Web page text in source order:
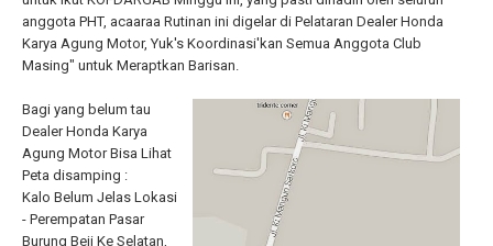
anggota PHT, acaaraa Rutinan ini digelar di Pelataran Dealer Honda
Karya Agung Motor, Yuk's Koordinasi'kan Semua Anggota Club
Masing" untuk Meraptkan Barisan.
Bagi yang belum tau
Dealer Honda Karya
Agung Motor Bisa Lihat
Peta disamping :
Kalo Belum Jelas Lokasi
- Perempatan Pasar
Burung Beji Ke Selatan,